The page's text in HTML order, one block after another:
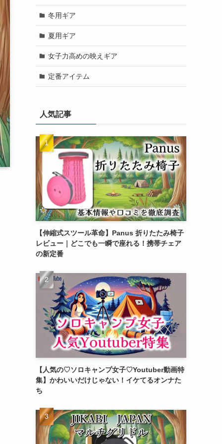
冬用ギア
夏用ギア
女子力高めの映えギア
定番アイテム
人気記事
【伸縮式スツール革命】Panus 折りたたみ椅子
レビュー｜どこでも一瞬で座れる！携帯チェア
の新定番
【人気の♡ソロキャンプ女子♡Youtuber動画特
集】かわいいだけじゃない！イケてるオンナた
ち